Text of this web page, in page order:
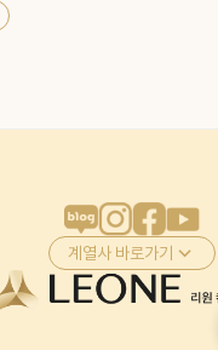
계열사 바로가기